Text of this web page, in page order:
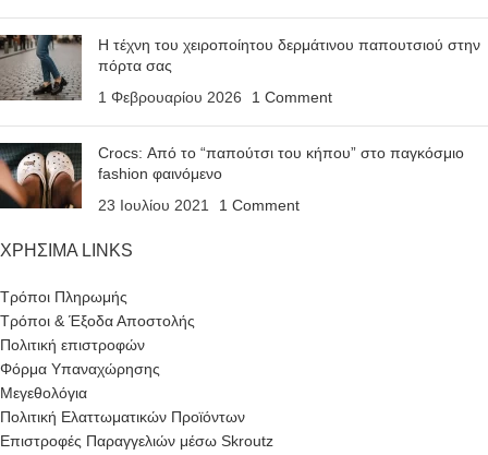
Η τέχνη του χειροποίητου δερμάτινου παπουτσιού στην
πόρτα σας
1 Φεβρουαρίου 2026
1 Comment
Crocs: Από το “παπούτσι του κήπου” στο παγκόσμιο
fashion φαινόμενο
23 Ιουλίου 2021
1 Comment
ΧΡΗΣΙΜΑ LINKS
Τρόποι Πληρωμής
Τρόποι & Έξοδα Αποστολής
Πολιτική επιστροφών
Φόρμα Υπαναχώρησης
Μεγεθολόγια
Πολιτική Ελαττωματικών Προϊόντων
Επιστροφές Παραγγελιών μέσω Skroutz